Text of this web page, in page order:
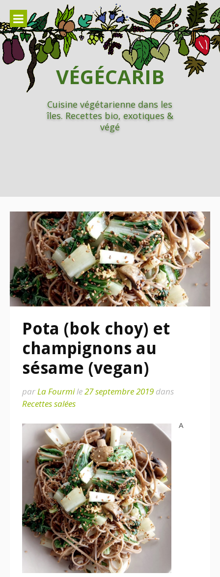
contenu
VÉGÉCARIB
Cuisine végétarienne dans les
îles. Recettes bio, exotiques &
végé
Pota (bok choy) et
champignons au
sésame (vegan)
parLa Fourmile27 septembre 2019 dans
Recettes salées
A